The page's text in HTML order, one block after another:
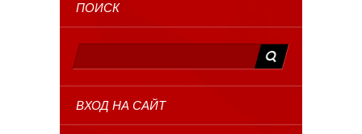
ПОИСК
ВХОД НА САЙТ